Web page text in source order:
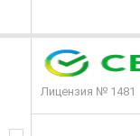
Лицензия № 1481